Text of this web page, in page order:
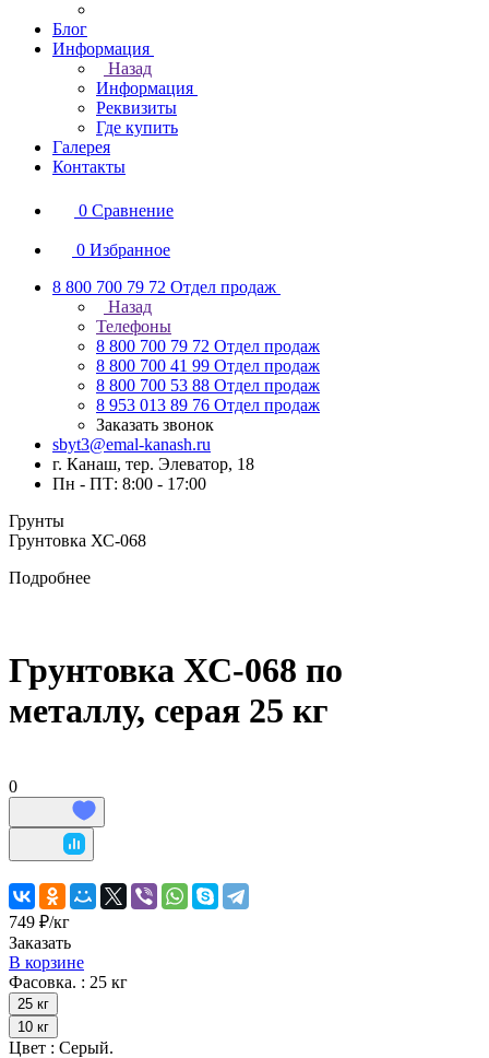
Блог
Информация
Назад
Информация
Реквизиты
Где купить
Галерея
Контакты
0 Сравнение
0 Избранное
8 800 700 79 72 Отдел продаж
Назад
Телефоны
8 800 700 79 72 Отдел продаж
8 800 700 41 99 Отдел продаж
8 800 700 53 88 Отдел продаж
8 953 013 89 76 Отдел продаж
Заказать звонок
sbyt3@emal-kanash.ru
г. Канаш, тер. Элеватор, 18
Пн - ПТ: 8:00 - 17:00
Грунты
Грунтовка ХС-068
Подробнее
Грунтовка ХС-068 по
металлу, серая 25 кг
0
749 ₽/кг
Заказать
В корзине
Фасовка. : 25 кг
25 кг
10 кг
Цвет : Серый.